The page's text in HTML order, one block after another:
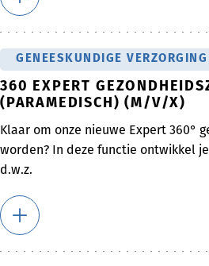
GENEESKUNDIGE VERZORGING
360 EXPERT
(PARAMEDISCH) (M/V/X)
Klaar om onze nieuwe Expert 360°
worden? In deze functie ontwikkel
d.w.z.